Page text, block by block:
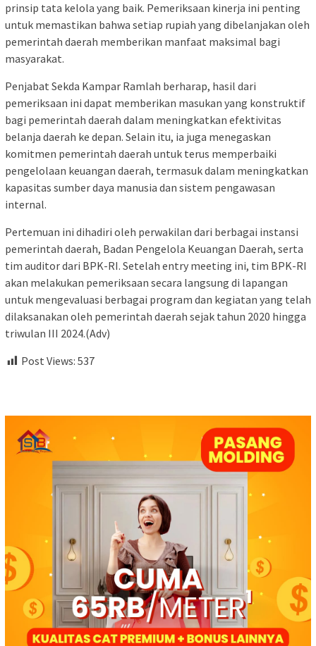
prinsip tata kelola yang baik. Pemeriksaan kinerja ini penting
untuk memastikan bahwa setiap rupiah yang dibelanjakan oleh
pemerintah daerah memberikan manfaat maksimal bagi
masyarakat.
Penjabat Sekda Kampar Ramlah berharap, hasil dari
pemeriksaan ini dapat memberikan masukan yang konstruktif
bagi pemerintah daerah dalam meningkatkan efektivitas
belanja daerah ke depan. Selain itu, ia juga menegaskan
komitmen pemerintah daerah untuk terus memperbaiki
pengelolaan keuangan daerah, termasuk dalam meningkatkan
kapasitas sumber daya manusia dan sistem pengawasan
internal.
Pertemuan ini dihadiri oleh perwakilan dari berbagai instansi
pemerintah daerah, Badan Pengelola Keuangan Daerah, serta
tim auditor dari BPK-RI. Setelah entry meeting ini, tim BPK-RI
akan melakukan pemeriksaan secara langsung di lapangan
untuk mengevaluasi berbagai program dan kegiatan yang telah
dilaksanakan oleh pemerintah daerah sejak tahun 2020 hingga
triwulan III 2024.(Adv)
Post Views: 537